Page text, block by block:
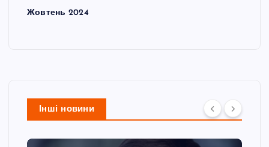
Жовтень 2024
Інші новини